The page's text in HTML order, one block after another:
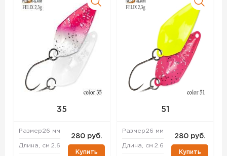
35
Размер26 мм
Длина, см 2.6
280 руб.
Купить
51
Размер26 мм
Длина, см 2.6
280 руб.
Купить